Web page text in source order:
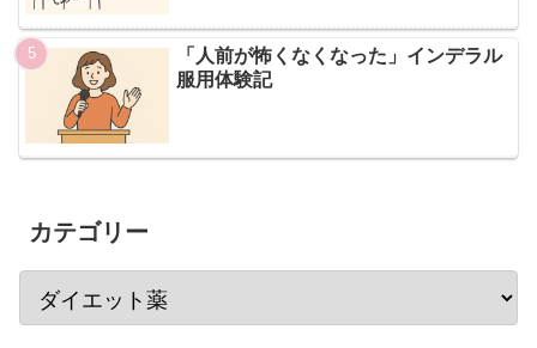
「人前が怖くなくなった」インデラル
服用体験記
カテゴリー